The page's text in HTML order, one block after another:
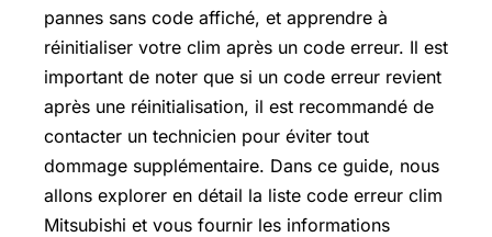
pannes sans code affiché, et apprendre à
réinitialiser votre clim après un code erreur. Il est
important de noter que si un code erreur revient
après une réinitialisation, il est recommandé de
contacter un technicien pour éviter tout
dommage supplémentaire. Dans ce guide, nous
allons explorer en détail la liste code erreur clim
Mitsubishi et vous fournir les informations